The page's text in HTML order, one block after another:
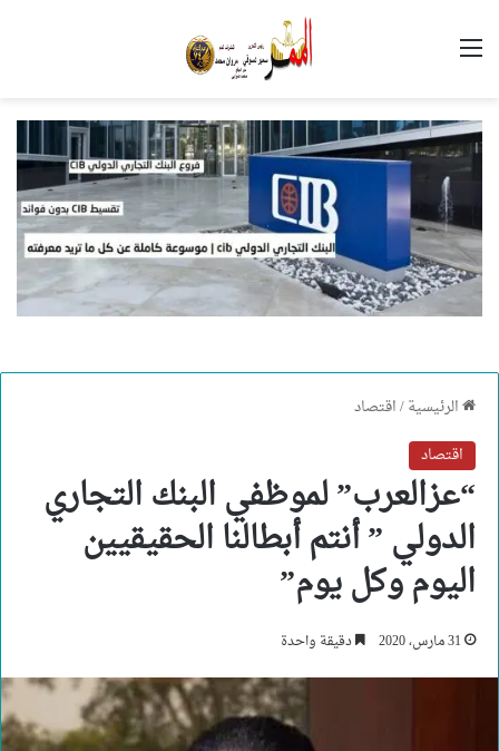
القائمة
الرئيسية/اقتصاد
اقتصاد
“عزالعرب” لموظفي البنك التجاري
الدولي ” أنتم أبطالنا الحقيقيين
اليوم وكل يوم”
31 مارس، 2020 دقيقة واحدة